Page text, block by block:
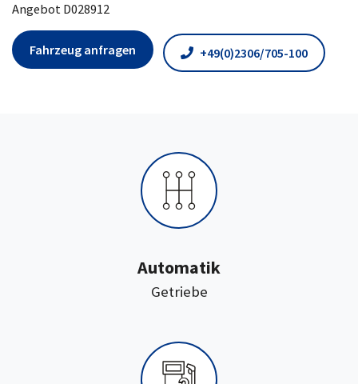
Angebot D028912
Fahrzeug anfragen +49(0)2306/705-100
Getriebe:
Automatik